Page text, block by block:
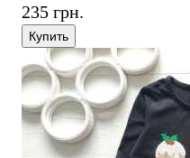
235 грн.
Купить